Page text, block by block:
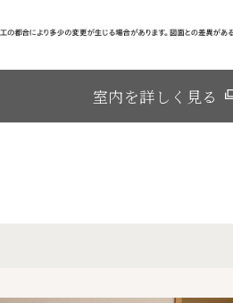
室内を詳しく見る